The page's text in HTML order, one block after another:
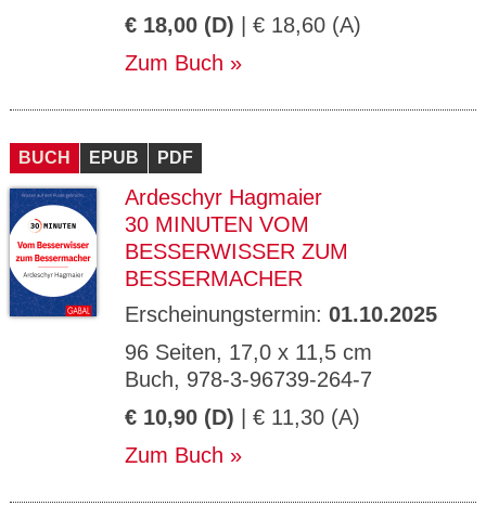
€ 18,00 (D) | € 18,60 (A)
Zum Buch
BUCH EPUB PDF
Ardeschyr Hagmaier
30 MINUTEN VOM
BESSERWISSER ZUM
BESSERMACHER
Erscheinungstermin: 01.10.2025
96 Seiten, 17,0 x 11,5 cm
Buch, 978-3-96739-264-7
€ 10,90 (D) | € 11,30 (A)
Zum Buch